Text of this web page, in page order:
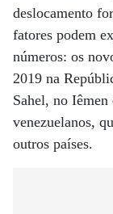
deslocamento
fatores podem
números: os
2019 na
Sahel, no
venezuelanos,
outros países.